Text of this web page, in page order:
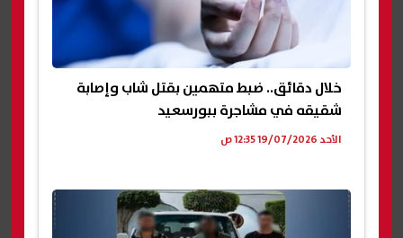
خلال دقائق.. ضبط متهمين بقتل شاب وإصابة
شقيقه في مشاجرة ببورسعيد
الأحد 19/07/2026 12:35 ص